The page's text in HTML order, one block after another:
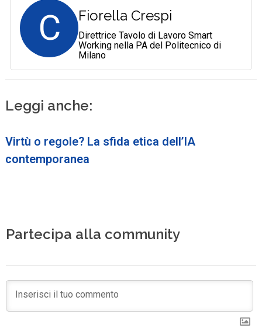
C Fiorella Crespi
Direttrice Tavolo di Lavoro Smart
Working nella PA del Politecnico di
Milano
Leggi anche:
Virtù o regole? La sfida etica dell’IA
contemporanea
Partecipa alla community